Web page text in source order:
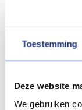
Toestemming
Deze website
We gebruiken
Je staat op
Bedenk waar
de boot of
vlaggenstok